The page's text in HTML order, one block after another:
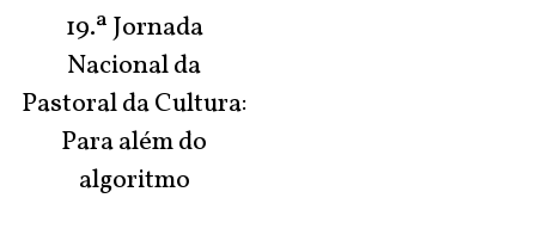
19.ª Jornada
Nacional da
Pastoral da Cultura:
Para além do
algoritmo